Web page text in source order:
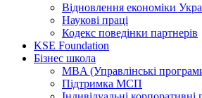
Відновлення економіки
Наукові праці
Кодекс поведінки партнерів
KSE Foundation
Бізнес школа
MBA (Управлінські
Підтримка МСП